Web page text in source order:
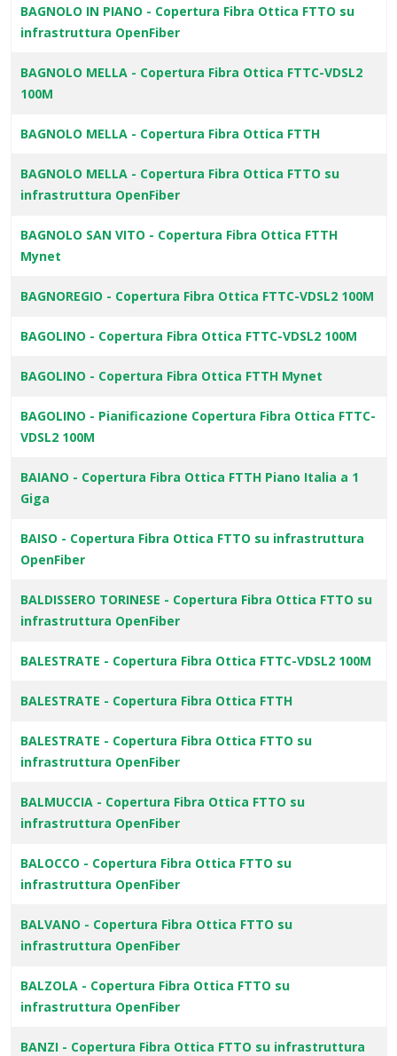
BAGNOLO IN PIANO - Copertura Fibra Ottica FTTO su
infrastruttura OpenFiber
BAGNOLO MELLA - Copertura Fibra Ottica FTTC-VDSL2
100M
BAGNOLO MELLA - Copertura Fibra Ottica FTTH
BAGNOLO MELLA - Copertura Fibra Ottica FTTO su
infrastruttura OpenFiber
BAGNOLO SAN VITO - Copertura Fibra Ottica FTTH
Mynet
BAGNOREGIO - Copertura Fibra Ottica FTTC-VDSL2 100M
BAGOLINO - Copertura Fibra Ottica FTTC-VDSL2 100M
BAGOLINO - Copertura Fibra Ottica FTTH Mynet
BAGOLINO - Pianificazione Copertura Fibra Ottica FTTC-
VDSL2 100M
BAIANO - Copertura Fibra Ottica FTTH Piano Italia a 1
Giga
BAISO - Copertura Fibra Ottica FTTO su infrastruttura
OpenFiber
BALDISSERO TORINESE - Copertura Fibra Ottica FTTO su
infrastruttura OpenFiber
BALESTRATE - Copertura Fibra Ottica FTTC-VDSL2 100M
BALESTRATE - Copertura Fibra Ottica FTTH
BALESTRATE - Copertura Fibra Ottica FTTO su
infrastruttura OpenFiber
BALMUCCIA - Copertura Fibra Ottica FTTO su
infrastruttura OpenFiber
BALOCCO - Copertura Fibra Ottica FTTO su
infrastruttura OpenFiber
BALVANO - Copertura Fibra Ottica FTTO su
infrastruttura OpenFiber
BALZOLA - Copertura Fibra Ottica FTTO su
infrastruttura OpenFiber
BANZI - Copertura Fibra Ottica FTTO su infrastruttura